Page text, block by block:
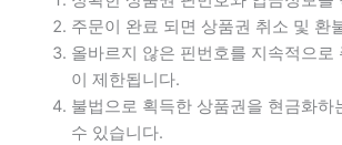
주문이 완료 되면 상품권 취소 및 환
올바르지 않은 핀번호를 지속적으로
이 제한됩니다.
불법으로 획득한 상품권을 현금화하
수 있습니다.